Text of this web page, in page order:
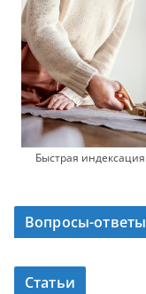
Быстрая
Вопросы-ответы
Статьи